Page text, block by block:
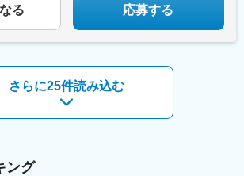
▼詳細をチェック！▼
る 応募する
さらに25件読み込む
ング